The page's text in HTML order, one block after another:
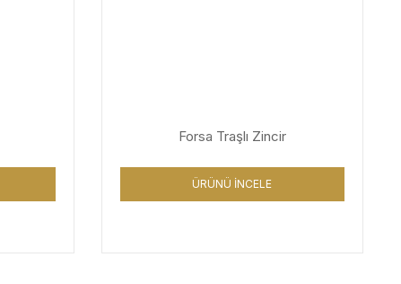
Forsa Traşlı Zincir
ÜRÜNÜ İNCELE